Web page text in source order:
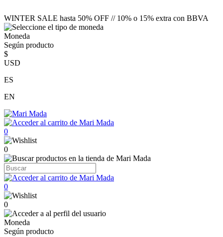
WINTER SALE hasta 50% OFF // 10% o 15% extra con BBVA
Moneda
Según producto
$
USD
ES
EN
0
0
0
0
Moneda
Según producto